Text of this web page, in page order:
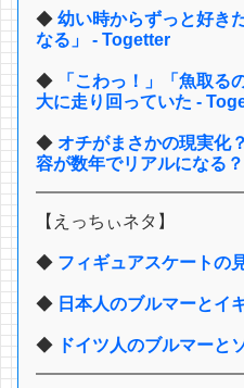
◆ 幼い時からずっと好き
なる」 - Togetter
◆
「こわっ！」「魚取
大に走り回っていた -
◆ オチがまさかの現実化
容が数年でリアルになる
【えっちぃネタ】
◆ フィギュアスケートの
◆ 日本人のブルマーとイ
◆ ドイツ人のブルマーと